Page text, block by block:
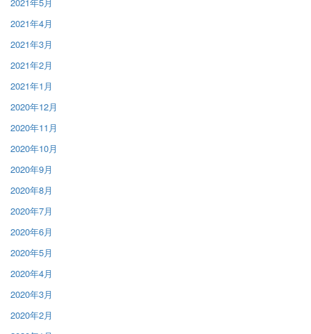
2021年5月
2021年4月
2021年3月
2021年2月
2021年1月
2020年12月
2020年11月
2020年10月
2020年9月
2020年8月
2020年7月
2020年6月
2020年5月
2020年4月
2020年3月
2020年2月